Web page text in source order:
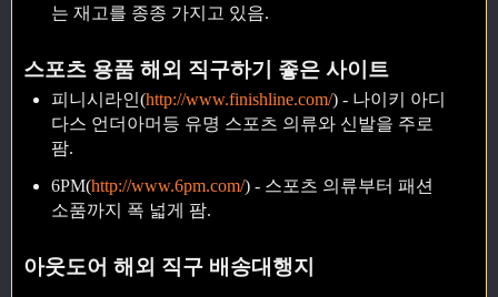
는 재고를 종종 가지고 있음.
스포츠 용품 해외 직구하기 좋은 사이트
피니시라인(http://www.finishline.com/) - 나이키 아디
다스 언더아머등 유명 스포츠 의류와 신발을 주로
팜.
6PM(http://www.6pm.com/) - 스포츠 의류부터 패션
소품까지 폭 넓게 팜.
아웃도어 해외 직구 배송대행지